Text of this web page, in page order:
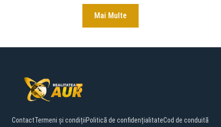
Mai Multe
ContactTermeni și condițiiPolitică de confidențialitateCod de conduită